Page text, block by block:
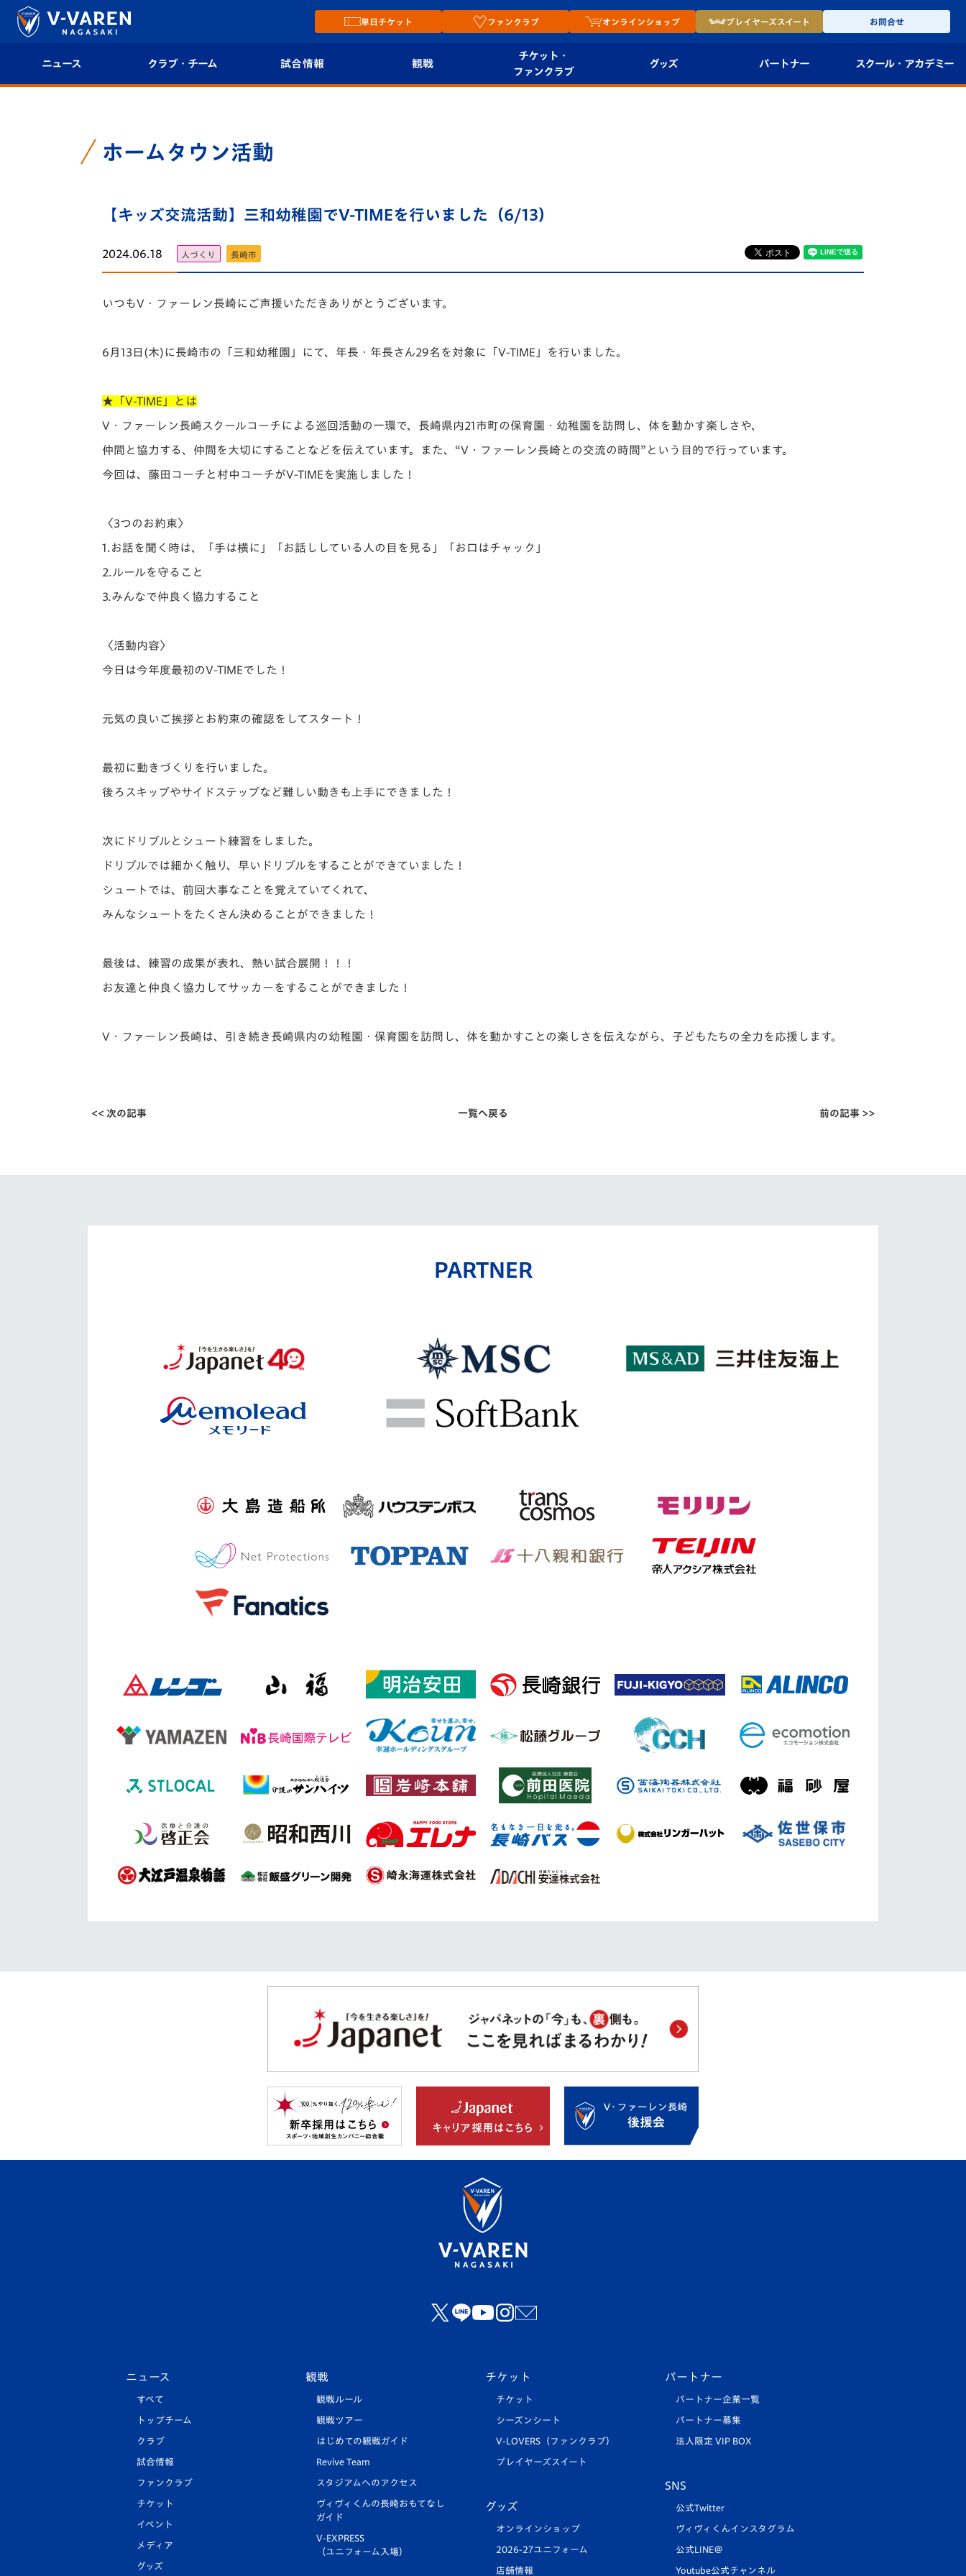
単日チケット ファンクラブ オンラインショップ プレイヤーズスイート お問合せ
ニュース クラブ・チーム
エンブレム紹介
選手プロフィール
チームスケジュール
クラブハウス（練習
応援メディア
ホームタウン活動
試合情報
U-21 Jリーグ関連
フォトギャラリー
観戦
ォーム入場）
チケット・
ファンクラブ
V-LOVERS（ファン
クラブ）
グッズ パートナー スクール・ アカデミー
スクール
ホームタウン活動
【キッズ交流活動】三和幼稚園でV-TIMEを行いました（6/13）
2024.06.18 人づくり 長崎市
いつもV・ ファーレン長崎にご声援いただきありがとうございます。
6月13日(木)に長崎市の「三和幼稚園」にて、 年長・年長さん29名を対象に「V-TIME」 を行いました。
★「V-TIME」とは
V・ファーレン長崎スクールコーチによる巡回活動の一環で、 長崎県内21市町の保育園・幼稚園を訪問し、 体を動かす楽しさや、
仲間と協力する、仲間を大切にすることなどを伝えています。 また、“V・ファーレン長崎との交流の時間” という目的で行っています。
今回は、藤田コーチと村中コーチがV-TIMEを実施しました！
〈3つのお約束〉
1.お話を聞く時は、「手は横に」「 お話ししている人の目を見る」「お口はチャック」
2.ルールを守ること
3.みんなで仲良く協力すること
〈活動内容〉
今日は今年度最初のV-TIMEでした！
元気の良いご挨拶とお約束の確認をしてスタート！
最初に動きづくりを行いました。
後ろスキップやサイドステップなど難しい動きも上手にできました！
次にドリブルとシュート練習をしました。
ドリブルでは細かく触り、早いドリブルをすることができていました！
シュートでは、前回大事なことを覚えていてくれて、
みんなシュートをたくさん決めることができました！
最後は、練習の成果が表れ、熱い試合展開！！！
お友達と仲良く協力してサッカーをすることができました！
V・ファーレン長崎は、引き続き長崎県内の幼稚園・ 保育園を訪問し、体を動かすことの楽しさを伝えながら、 子どもたちの全力を応援します。
<< 次の記事 一覧へ戻る 前の記事 >>
PARTNER
ニュース
すべて
トップチーム
クラブ
試合情報
ファンクラブ
チケット
イベント
メディア
グッズ
観戦
観戦ルール
観戦ツアー
はじめての観戦ガイド
Revive Team
スタジアムへのアクセス
ヴィヴィくんの長崎おもてなし
ガイド
V-EXPRESS
（ユニフォーム入場）
チケット
チケット
シーズンシート
V-LOVERS（ファンクラブ）
プレイヤーズスイート
グッズ
オンラインショップ
2026-27ユニフォーム
店舗情報
パートナー
パートナー企業一覧
パートナー募集
法人限定 VIP BOX
SNS
公式Twitter
ヴィヴィくんインスタグラム
公式LINE＠
Youtube公式チャンネル